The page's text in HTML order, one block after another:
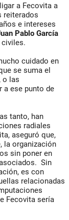
a Fecovita a
reiterados
e intereses
Pablo García
cuidado en
se suma el
o las
a ese punto de
tanto, han
radiales
aseguró que,
la organización
sin poner en
Sin
es con
relacionadas
Fecovita sería